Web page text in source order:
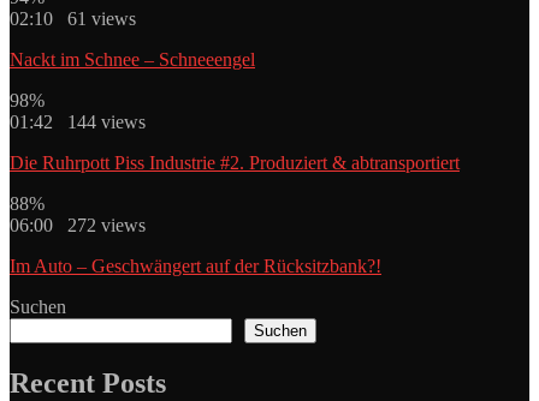
02:10 61 views
Nackt im Schnee – Schneeengel
98%
01:42 144 views
Die Ruhrpott Piss Industrie #2. Produziert & abtransportiert
88%
06:00 272 views
Im Auto – Geschwängert auf der Rücksitzbank?!
Suchen
Suchen
Recent Posts